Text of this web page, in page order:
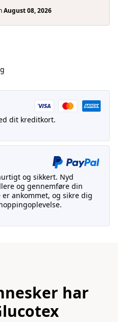
August 08, 2026
dit kreditkort.
og sikkert. Nyd
og gennemføre din
ankommet, og sikre dig
har